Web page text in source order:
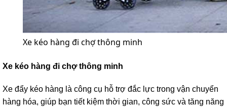
Xe kéo hàng đi chợ thông minh
Xe kéo hàng đi chợ thông minh
Xe đẩy kéo hàng là công cụ hỗ trợ đắc lực trong vận chuyển
hàng hóa, giúp bạn tiết kiệm thời gian, công sức và tăng năng